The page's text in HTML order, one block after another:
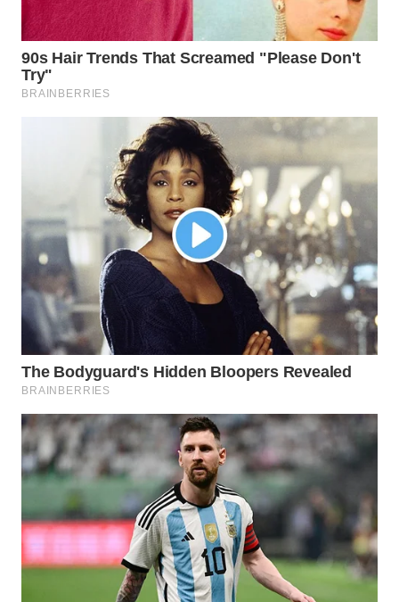
SIMALUNGUN
WN
LABUHANBATU
WN DELI
SERDANG
WN
TEBING
TINGGI
WN
PAKPAK
WN
KARAWANG
BEKASI
WN
BOGOR